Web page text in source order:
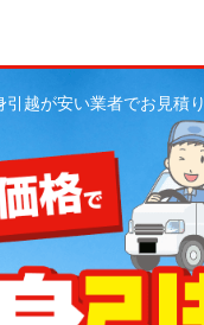
越が安い業者でお見積り